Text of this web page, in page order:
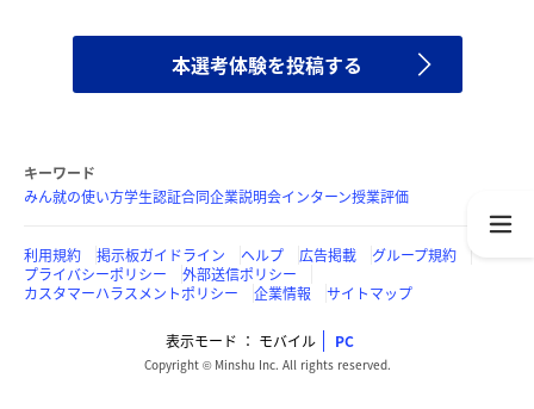
本選考体験を投稿する
キーワード
みん就の使い方学生認証合同企業説明会インターン授業評価
利用規約 掲示板ガイドライン ヘルプ 広告掲載
グループ規約
プライバシーポリシー
外部送信ポリシー
カスタマーハラスメントポリシー
企業情報 サイトマップ
表示モード モバイル PC
Copyright © Minshu Inc. All rights reserved.